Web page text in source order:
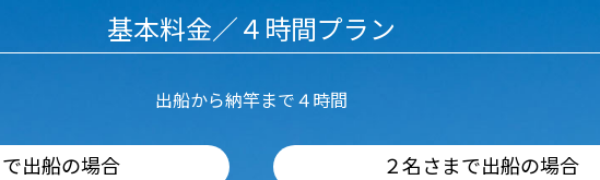
基本料金／４時間プラン
出船から納竿まで４時間
出船の場合 ２名さまで出船の場合